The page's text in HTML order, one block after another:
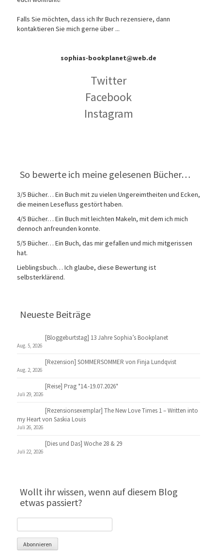
Falls Sie möchten, dass ich Ihr Buch rezensiere, dann
kontaktieren Sie mich gerne über ...
sophias-bookplanet@web.de
Twitter
Facebook
Instagram
So bewerte ich meine gelesenen Bücher…
3/5 Bücher… Ein Buch mit zu vielen Ungereimtheiten und Ecken,
die meinen Lesefluss gestört haben.
4/5 Bücher… Ein Buch mit leichten Makeln, mit dem ich mich
dennoch anfreunden konnte.
5/5 Bücher… Ein Buch, das mir gefallen und mich mitgerissen
hat.
Lieblingsbuch… Ich glaube, diese Bewertung ist
selbsterklärend.
Neueste Beiträge
[Bloggeburtstag] 13 Jahre Sophia’s Bookplanet
Aug. 5, 2026
[Rezension] SOMMERSOMMER von Finja Lundqvist
Aug. 2, 2026
[Reise] Prag *14.-19.07.2026*
Juli 29, 2026
[Rezensionsexemplar] The New Love Times 1 – Written into
my Heart von Saskia Louis
Juli 26, 2026
[Dies und Das] Woche 28 & 29
Juli 22, 2026
Wollt ihr wissen, wenn auf diesem Blog
etwas passiert?